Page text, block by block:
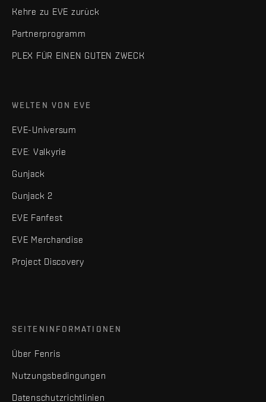
Kehre zu EVE zurück
Partnerprogramm
PLEX FÜR EINEN GUTEN ZWECK
WELTEN VON EVE
EVE-Universum
EVE: Valkyrie
Gunjack
Gunjack 2
EVE Fanfest
EVE Merchandise
Project Discovery
SEITENINFORMATIONEN
Über Fenris
Nutzungsbedingungen
Datenschutzrichtlinien